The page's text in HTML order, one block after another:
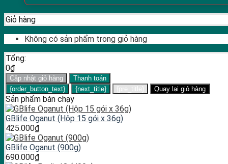
Giỏ hàng
Không có sản phẩm trong giỏ hàng
Tổng:
0₫
Cập nhật giỏ hàng
Thanh toán
{order_button_text}
{next_title} {pre_title} Quay lại giỏ hàng
Sản phẩm bán chạy
GBlife Oganut (Hộp 15 gói x 36g)
425.000₫
GBlife Oganut (900g)
690.000₫